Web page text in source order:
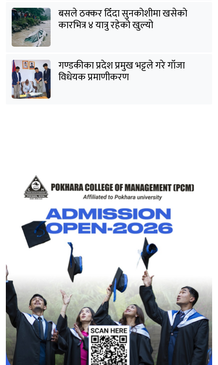
बसले ठक्कर दिँदा सुनकोशीमा खसेकाे
कारभित्र ४ यात्रु रहेको खुल्यो
गण्डकीका प्रदेश प्रमुख भट्टले गरे गाँजा
विधेयक प्रमाणीकरण